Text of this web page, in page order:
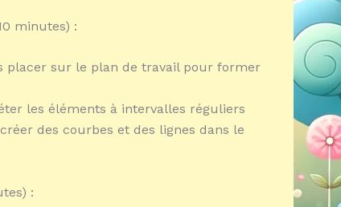
minutes) :
placer sur le plan de travail pour former
les éléments à intervalles réguliers
des courbes et des lignes dans le
: